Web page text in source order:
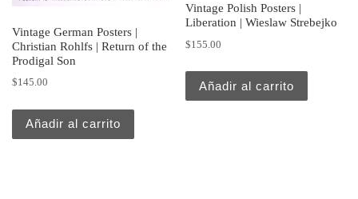
Vintage German Posters |
Christian Rohlfs | Return of the
Prodigal Son
$145.00
Añadir al carrito
Vintage Polish Posters |
Liberation | Wieslaw Strebejko
$155.00
Añadir al carrito